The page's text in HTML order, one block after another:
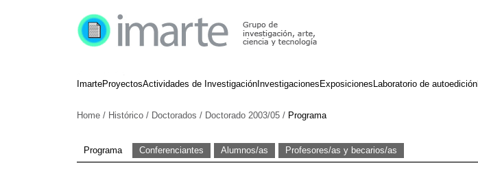
ImarteProyectosActividades de Investigación Investigaciones Exposiciones Laboratorio de autoedición
Home / Histórico / Doctorados / Doctorado 2003/05 / Programa
Programa Conferenciantes Alumnos/as Profesores/as y becarios/as